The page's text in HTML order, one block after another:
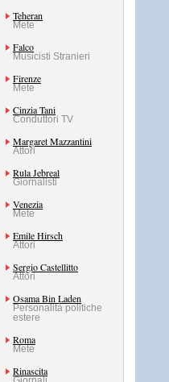
Teheran
Mete
Falco
Musicisti Stranieri
Firenze
Mete
Cinzia Tani
Conduttori TV
Margaret Mazzantini
Attori
Rula Jebreal
Giornalisti
Venezia
Mete
Emile Hirsch
Attori
Sergio Castellitto
Attori
Osama Bin Laden
Personalità politiche
estere
Roma
Mete
Rinascita